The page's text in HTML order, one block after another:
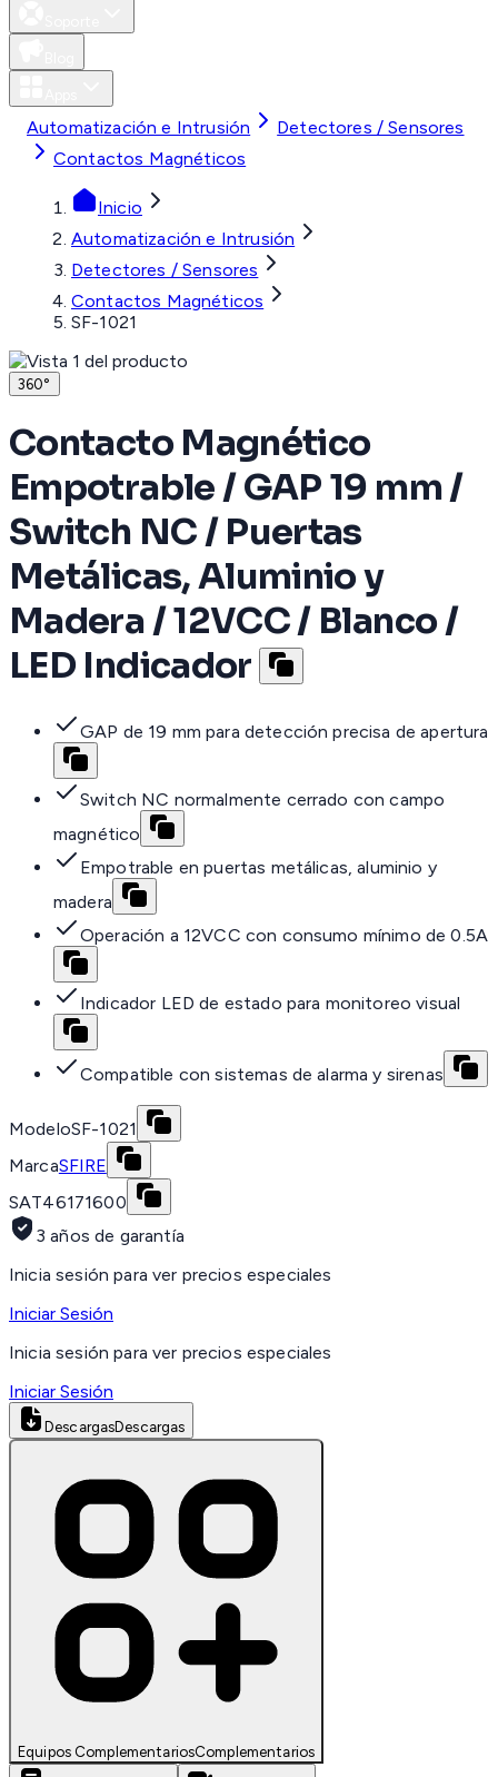
Automatización e Intrusión
Detectores / Sensores
Contactos Magnéticos
Inicio
Automatización e Intrusión
Detectores / Sensores
Contactos Magnéticos
SF-1021
360°
Contacto Magnético
Empotrable / GAP 19 mm /
Switch NC / Puertas
Metálicas, Aluminio y
Madera / 12VCC / Blanco /
LED Indicador
GAP de 19 mm para detección precisa de apertura
Switch NC normalmente cerrado con campo
magnético
Empotrable en puertas metálicas, aluminio y
madera
Operación a 12VCC con consumo mínimo de 0.5A
Indicador LED de estado para monitoreo visual
Compatible con sistemas de alarma y sirenas
ModeloSF-1021
MarcaSFIRE
SAT46171600
3 años de garantía
Inicia sesión para ver precios especiales
Iniciar Sesión
Inicia sesión para ver precios especiales
Iniciar Sesión
DescargasDescargas
Equipos ComplementariosComplementarios